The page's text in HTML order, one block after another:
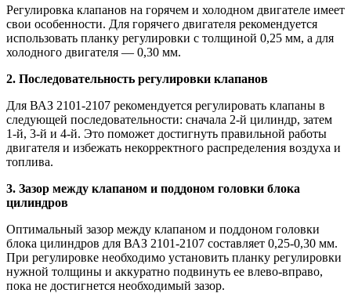
Регулировка клапанов на горячем и холодном двигателе имеет
свои особенности. Для горячего двигателя рекомендуется
использовать планку регулировки с толщиной 0,25 мм, а для
холодного двигателя — 0,30 мм.
2. Последовательность регулировки клапанов
Для ВАЗ 2101-2107 рекомендуется регулировать клапаны в
следующей последовательности: сначала 2-й цилиндр, затем
1-й, 3-й и 4-й. Это поможет достигнуть правильной работы
двигателя и избежать некорректного распределения воздуха и
топлива.
3. Зазор между клапаном и поддоном головки блока
цилиндров
Оптимальный зазор между клапаном и поддоном головки
блока цилиндров для ВАЗ 2101-2107 составляет 0,25-0,30 мм.
При регулировке необходимо установить планку регулировки
нужной толщины и аккуратно подвинуть ее влево-вправо,
пока не достигнется необходимый зазор.